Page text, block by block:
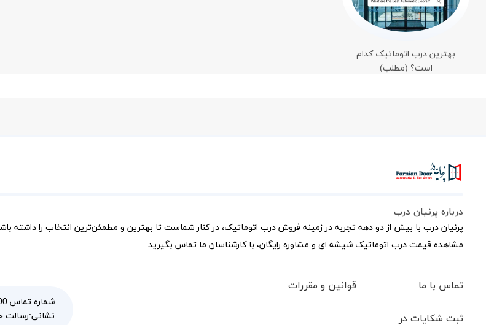
بهترین درب اتوماتیک کدام
است؟ (مطلب)
درباره پرنیان درب
پرنیان درب با بیش از دو دهه تجربه در زمینه فروش درب اتوماتیک، در کنار شماست تا بهترین و مطمئن‌ترین انتخاب را داشته
مشاهده قیمت درب اتوماتیک شیشه ای و مشاوره رایگان، با کارشناسان ما تماس بگیرید.
تماس با ما قوانین و مقررات
ثبت شکایات در
شماره تماس:
نشانی:رسالت